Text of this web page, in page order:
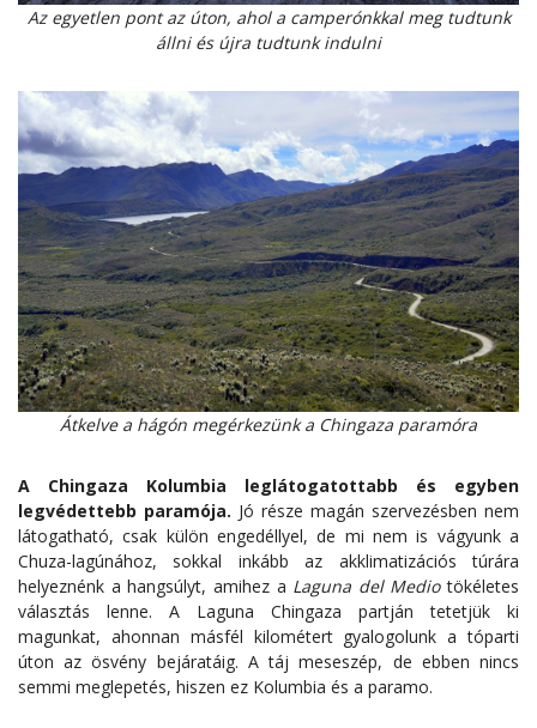
Az egyetlen pont az úton, ahol a camperónkkal meg tudtunk
állni és újra tudtunk indulni
Átkelve a hágón megérkezünk a Chingaza paramóra
A Chingaza Kolumbia leglátogatottabb és egyben
legvédettebb paramója. Jó része magán szervezésben nem
látogatható, csak külön engedéllyel, de mi nem is vágyunk a
Chuza-lagúnához, sokkal inkább az akklimatizációs túrára
helyeznénk a hangsúlyt, amihez a Laguna del Mediotökéletes
választás lenne. A Laguna Chingaza partján tetetjük ki
magunkat, ahonnan másfél kilométert gyalogolunk a tóparti
úton az ösvény bejáratáig. A táj meseszép, de ebben nincs
semmi meglepetés, hiszen ez Kolumbia és a paramo.